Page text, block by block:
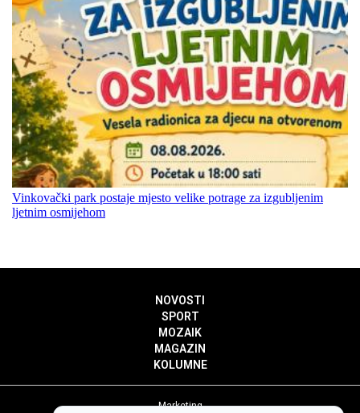
Vinkovački park postaje mjesto velike potrage za izgubljenim
ljetnim osmijehom
NOVOSTI
SPORT
MOZAIK
MAGAZIN
KOLUMNE
Marketing